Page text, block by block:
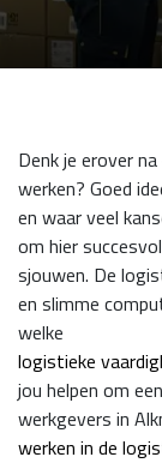
Denk je erover
werken? Goed
en waar veel
om hier
sjouwen. De
en slimme
welke
logistieke
jou helpen om
werkgevers in
werken in de